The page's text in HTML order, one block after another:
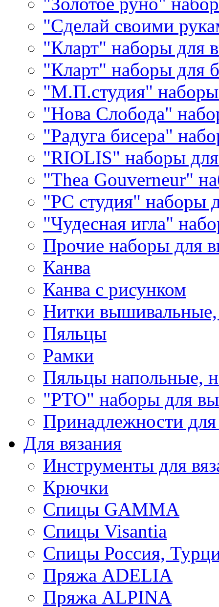
"Сделай своими
"Кларт" наборы для
"Кларт" наборы для
"М.П.студия"
"Нова Слобода"
"Радуга бисера"
"RIOLIS" наборы
"Thea Gouverneur"
"РС студия" наборы
"Чудесная игла"
Прочие наборы для
Канва
Канва с рисунком
Нитки
Пяльцы
Рамки
Пяльцы напольные,
"РТО" наборы для
Принадлежности
Для вязания
Инструменты для
Крючки
Спицы GAMMA
Спицы Visantia
Спицы Россия,
Пряжа ADELIA
Пряжа ALPINA